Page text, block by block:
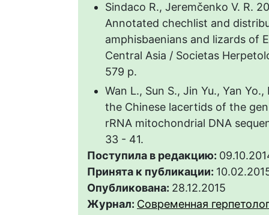
Sindaco R., Jeremčenko V. R.
Annotated chechlist and
amphisbaenians and lizards of
Central Asia / Societas
579 p.
Wan L., Sun S., Jin Yu., Yan
the Chinese lacertids of the
rRNA mitochondrial DNA
33 - 41.
Поступила в редакцию:
Принята к публикации:
Опубликована: 28.12.2015
Журнал: Современная